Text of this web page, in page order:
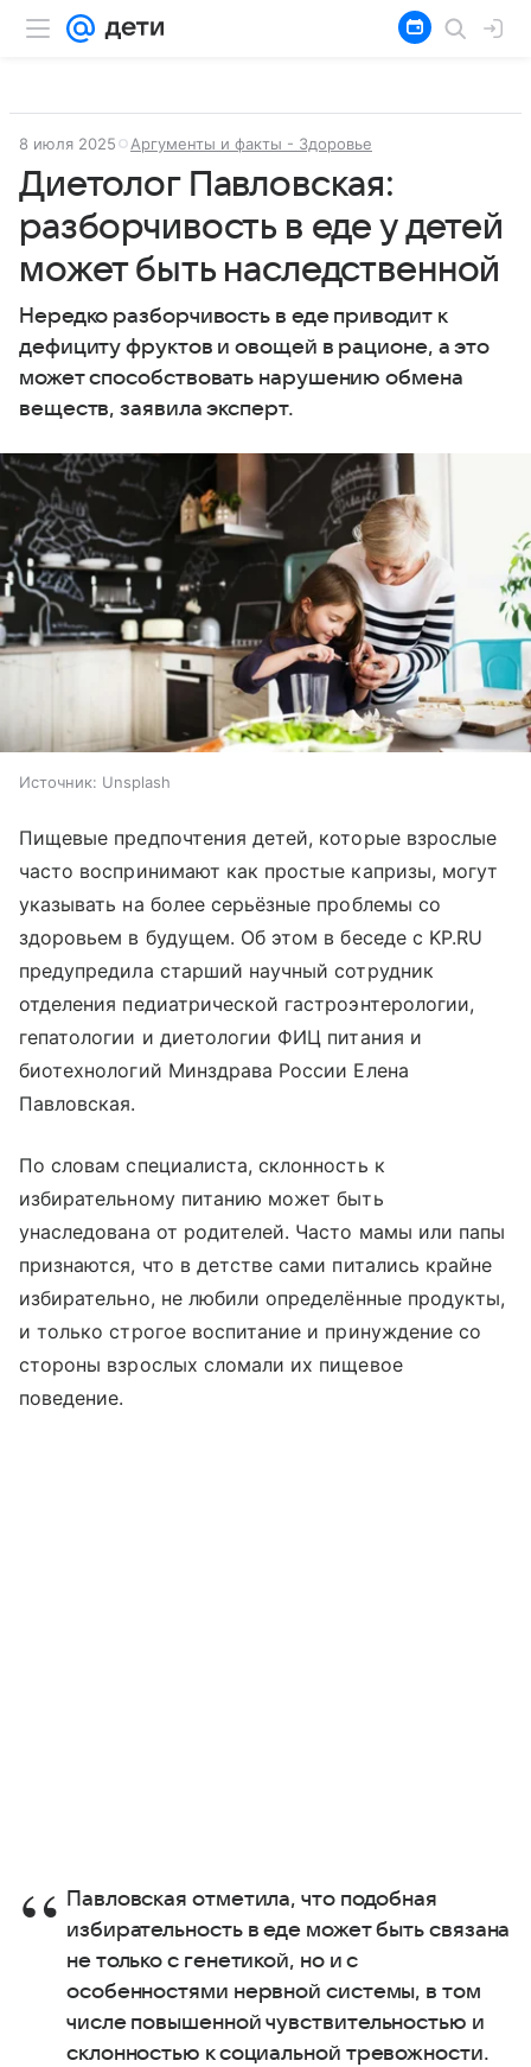
8 июля 2025 Аргументы и факты - Здоровье
Диетолог Павловская:
разборчивость в еде у детей
может быть наследственной
Нередко разборчивость в еде приводит к
дефициту фруктов и овощей в рационе, а это
может способствовать нарушению обмена
веществ, заявила эксперт.
Источник: Unsplash
Пищевые предпочтения детей, которые взрослые
часто воспринимают как простые капризы, могут
указывать на более серьёзные проблемы со
здоровьем в будущем. Об этом в беседе с KP.RU
предупредила старший научный сотрудник
отделения педиатрической гастроэнтерологии,
гепатологии и диетологии ФИЦ питания и
биотехнологий Минздрава России Елена
Павловская.
По словам специалиста, склонность к
избирательному питанию может быть
унаследована от родителей. Часто мамы или папы
признаются, что в детстве сами питались крайне
избирательно, не любили определённые продукты,
и только строгое воспитание и принуждение со
стороны взрослых сломали их пищевое
поведение.
Павловская отметила, что подобная
избирательность в еде может быть связана
не только с генетикой, но и с
особенностями нервной системы, в том
числе повышенной чувствительностью и
склонностью к социальной тревожности.